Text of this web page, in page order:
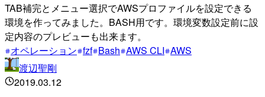
TAB補完とメニュー選択でAWSプロファイルを設定できる
環境を作ってみました。BASH用です。環境変数設定前に設
定内容のプレビューも出来ます。
オペレーション fzf Bash AWS CLI AWS
渡辺聖剛
2019.03.12